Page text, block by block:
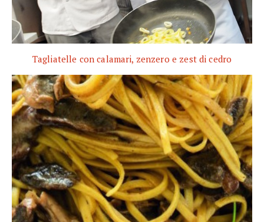
Tagliatelle con calamari, zenzero e zest di cedro